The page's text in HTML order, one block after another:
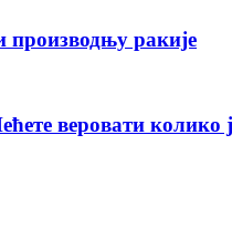
производњу ракије
веровати колико